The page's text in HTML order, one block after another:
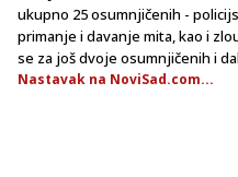
ukupno 25 osumnjičenih -
primanje i davanje mita, kao i
se za još dvoje osumnjičenih i
Nastavak na NoviSad.com...